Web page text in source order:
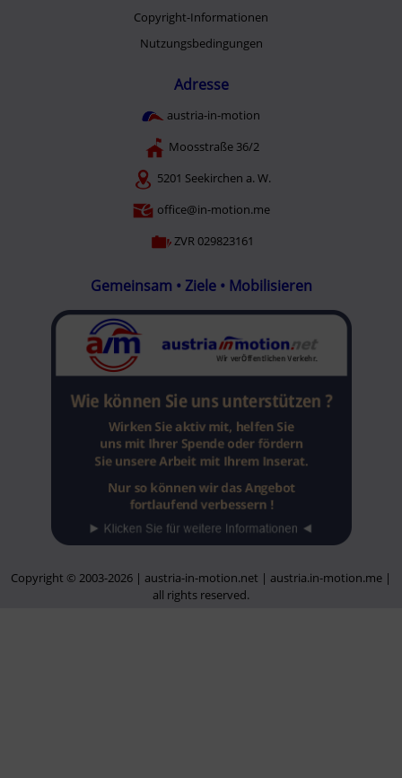
Copyright-Informationen
Nutzungsbedingungen
Adresse
austria-in-motion
Moosstraße 36/2
5201 Seekirchen a. W.
office@in-motion.me
ZVR 029823161
Gemeinsam • Ziele • Mobilisieren
Copyright © 2003-2026 | austria-in-motion.net | austria.in-motion.me |
all rights reserved.